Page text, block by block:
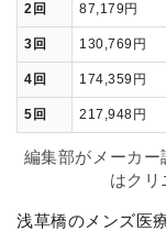
2回 87,179円
3回 130,769円
4回 174,359円
5回 217,948円
編集部がメーカ
はクリ
浅草橋のメンズ医